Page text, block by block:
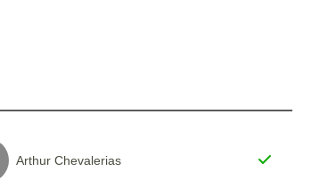
Arthur Chevalerias